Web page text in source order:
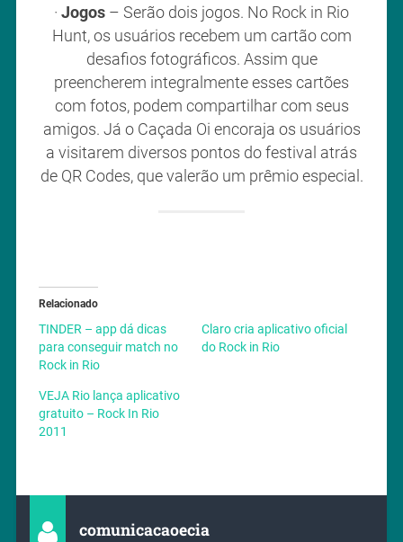
· Jogos – Serão dois jogos. No Rock in Rio
Hunt, os usuários recebem um cartão com
desafios fotográficos. Assim que
preencherem integralmente esses cartões
com fotos, podem compartilhar com seus
amigos. Já o Caçada Oi encoraja os usuários
a visitarem diversos pontos do festival atrás
de QR Codes, que valerão um prêmio especial.
Relacionado
TINDER – app dá dicas
para conseguir match no
Rock in Rio
Claro cria aplicativo oficial
do Rock in Rio
VEJA Rio lança aplicativo
gratuito – Rock In Rio
2011
comunicacaoecia